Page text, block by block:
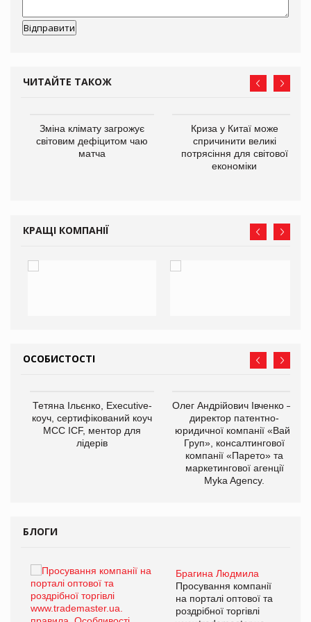
ЧИТАЙТЕ ТАКОЖ
Зміна клімату загрожує
світовим дефіцитом чаю
матча
Криза у Китаї може
спричинити великі
потрясіння для світової
економіки
КРАЩІ КОМПАНІЇ
ОСОБИСТОСТІ
Тетяна Ільєнко, Executive-
коуч, сертифікований коуч
МСС ICF, ментор для
лідерів
Олег Андрійович Івченко —
директор патентно-
юридичної компанії «Вайз
Груп», консалтингової
компанії «Парето» та
маркетингової агенції
Myka Agency.
БЛОГИ
Брагина Людмила
Просування компанії
на порталі оптової та
роздрібної торгівлі